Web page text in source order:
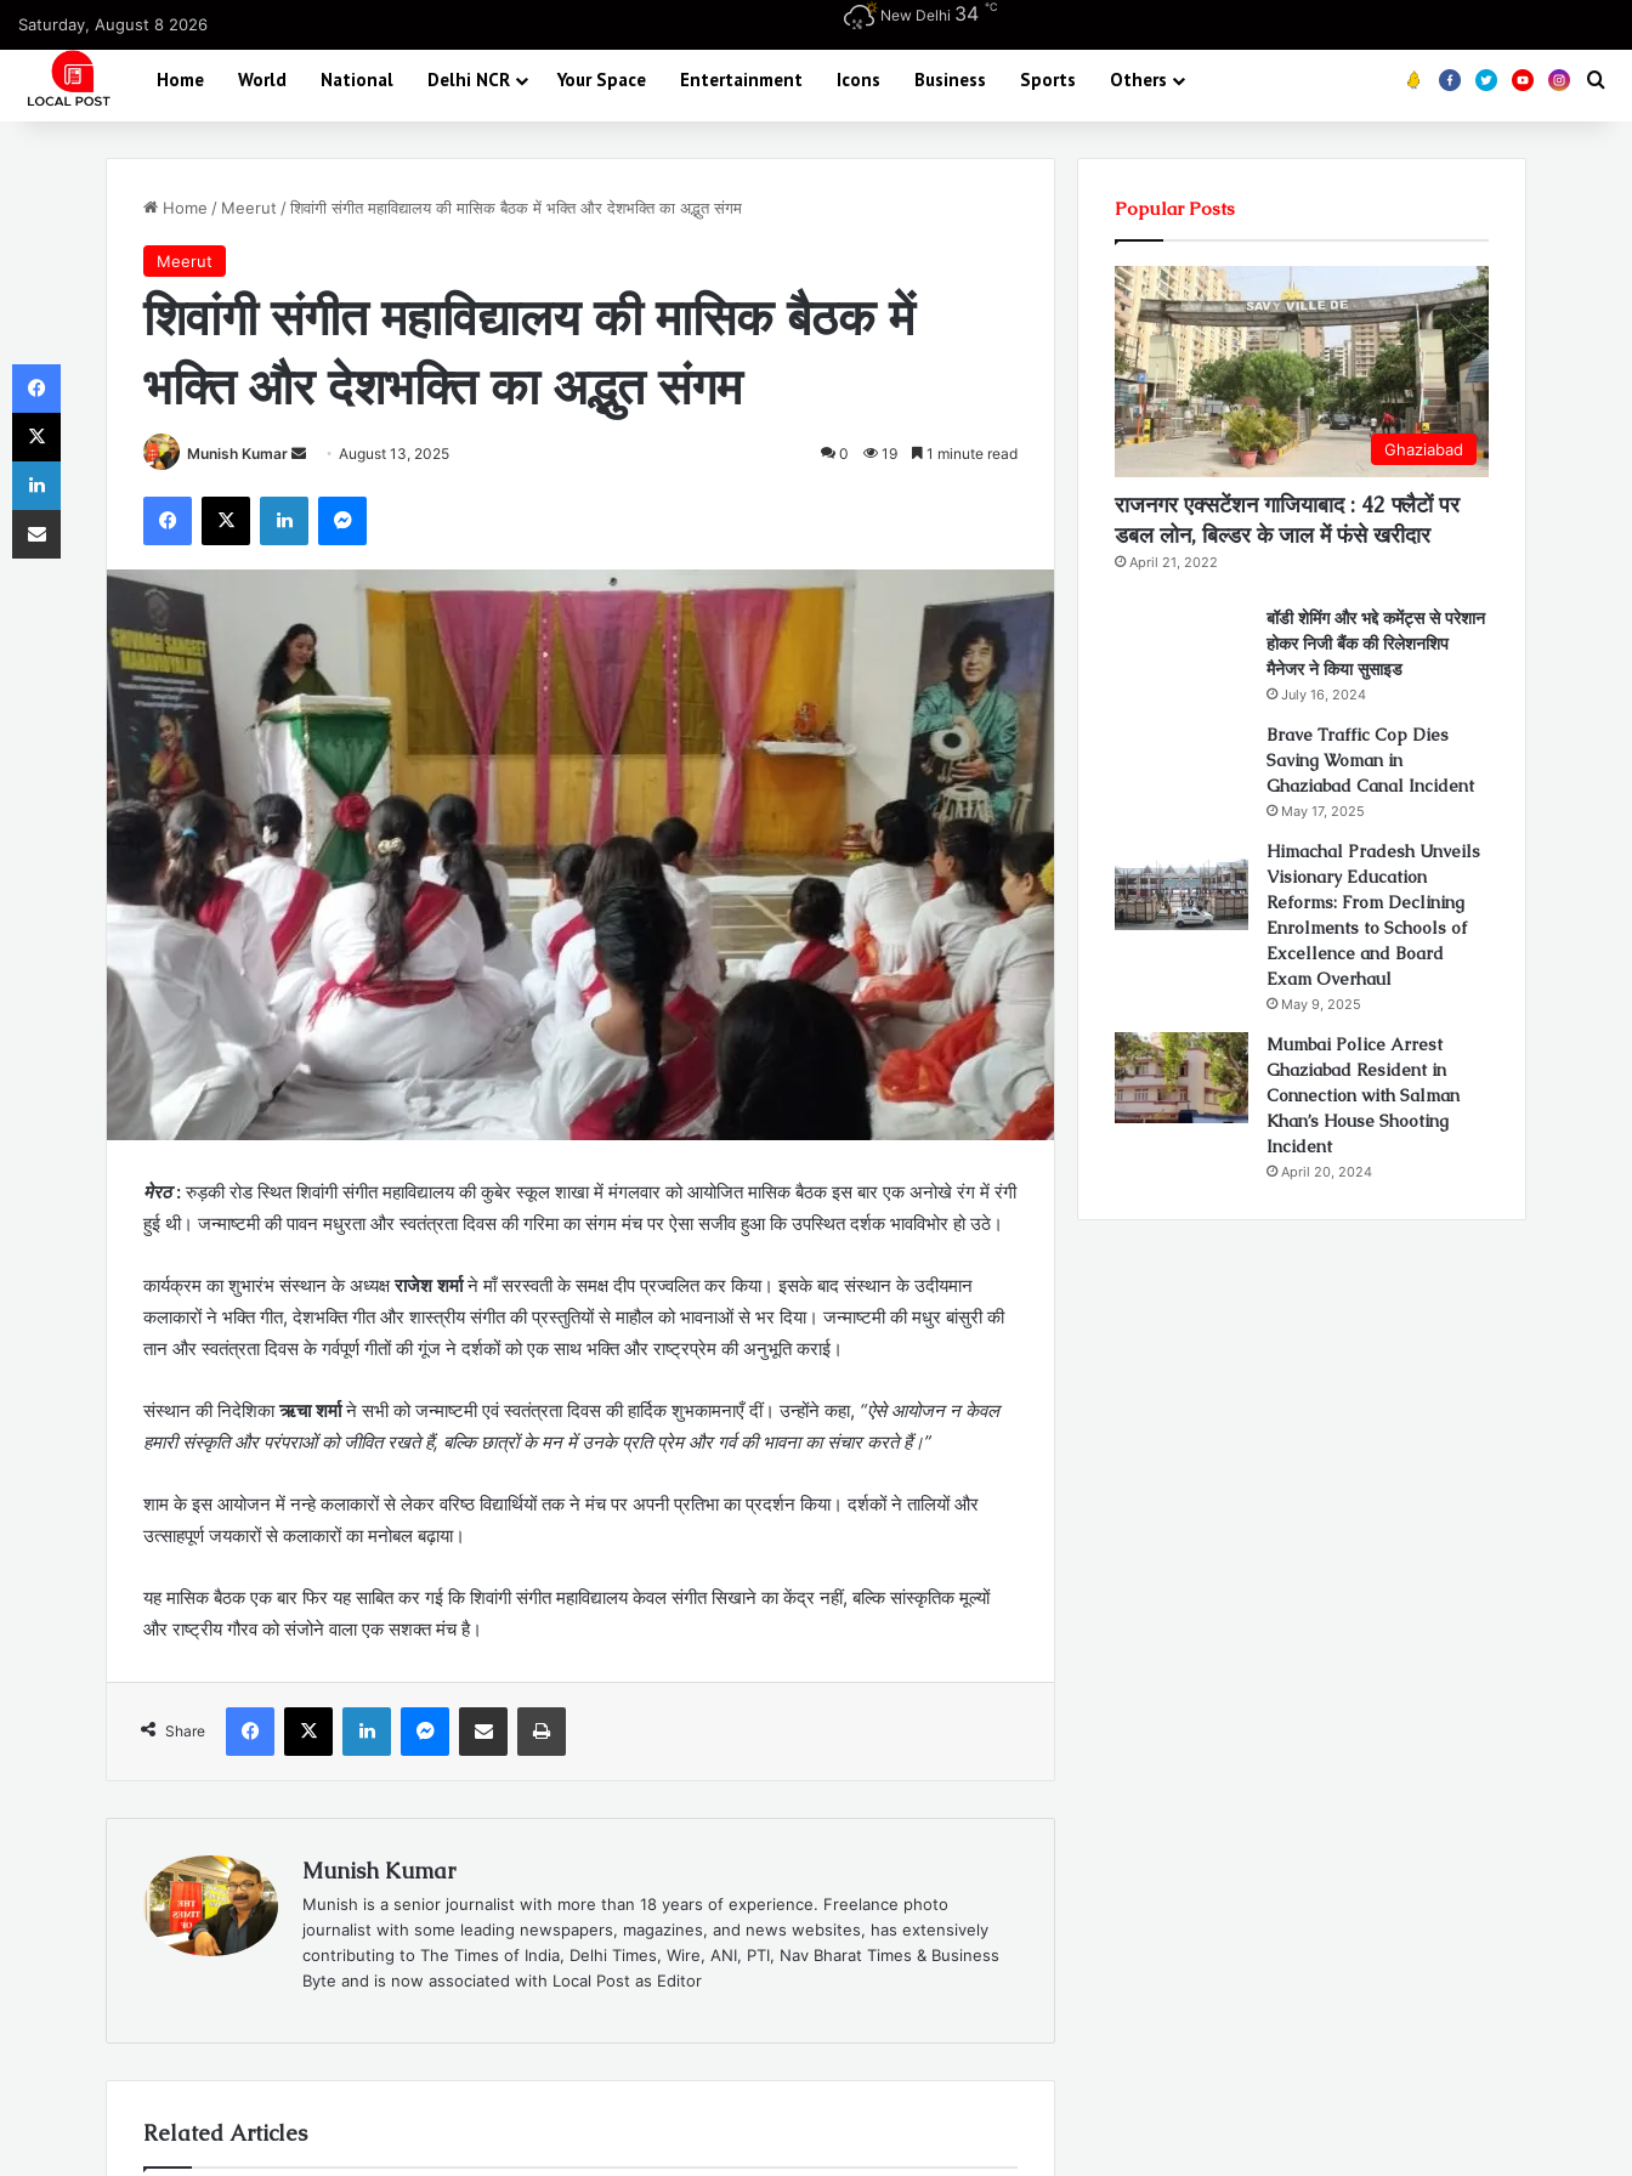
Saturday, August 8 2026 New Delhi 34 ℃
Home World National Delhi NCR Your Space Entertainment Icons Business Sports Others Koo FB TwitterYoutube
Home / Meerut /शिवांगी संगीत महाविद्यालय की मासिक बैठक में भक्ति और देशभक्ति का अद्भुत संगम
Meerut
शिवांगी संगीत महाविद्यालय की मासिक बैठक में
भक्ति और देशभक्ति का अद्भुत संगम
Munish Kumar
Send
email
August 13, 2025 0 19 1 minute read
Facebook
X LinkedInMessenger
मेरठ:रुड़की रोड स्थित शिवांगी संगीत महाविद्यालय की कुबेर स्कूल शाखा में मंगलवार को आयोजित मासिक बैठक इस बार एक अनोखे रंग में रंगी
हुई थी। जन्माष्टमी की पावन मधुरता और स्वतंत्रता दिवस की गरिमा का संगम मंच पर ऐसा सजीव हुआ कि उपस्थित दर्शक भावविभोर हो उठे।
कार्यक्रम का शुभारंभ संस्थान के अध्यक्षराजेश शर्माने माँ सरस्वती के समक्ष दीप प्रज्वलित कर किया। इसके बाद संस्थान के उदीयमान
कलाकारों ने भक्ति गीत, देशभक्ति गीत और शास्त्रीय संगीत की प्रस्तुतियों से माहौल को भावनाओं से भर दिया। जन्माष्टमी की मधुर बांसुरी की
तान और स्वतंत्रता दिवस के गर्वपूर्ण गीतों की गूंज ने दर्शकों को एक साथ भक्ति और राष्ट्रप्रेम की अनुभूति कराई।
संस्थान की निदेशिकाऋचा शर्माने सभी को जन्माष्टमी एवं स्वतंत्रता दिवस की हार्दिक शुभकामनाएँ दीं। उन्होंने कहा, “ऐसे आयोजन न केवल
हमारी संस्कृति और परंपराओं को जीवित रखते हैं, बल्कि छात्रों के मन में उनके प्रति प्रेम और गर्व की भावना का संचार करते हैं।”
शाम के इस आयोजन में नन्हे कलाकारों से लेकर वरिष्ठ विद्यार्थियों तक ने मंच पर अपनी प्रतिभा का प्रदर्शन किया। दर्शकों ने तालियों और
उत्साहपूर्ण जयकारों से कलाकारों का मनोबल बढ़ाया।
यह मासिक बैठक एक बार फिर यह साबित कर गई कि शिवांगी संगीत महाविद्यालय केवल संगीत सिखाने का केंद्र नहीं, बल्कि सांस्कृतिक मूल्यों
और राष्ट्रीय गौरव को संजोने वाला एक सशक्त मंच है।
Share
Facebook
X LinkedInMessenger
Share via Email Print
Munish Kumar
Munish is a senior journalist with more than 18 years of experience. Freelance photo
journalist with some leading newspapers, magazines, and news websites, has extensively
contributing to The Times of India, Delhi Times, Wire, ANI, PTI, Nav Bharat Times & Business
Byte and is now associated with Local Post as Editor
Related Articles
Popular Posts
Ghaziabad
राजनगर एक्सटेंशन गाजियाबाद : 42 फ्लैटों पर
डबल लोन, बिल्डर के जाल में फंसे खरीदार
April 21, 2022
बॉडी शेमिंग और भद्दे कमेंट्स से परेशान
होकर निजी बैंक की रिलेशनशिप
मैनेजर ने किया सुसाइड
July 16, 2024
Brave Traffic Cop Dies
Saving Woman in
Ghaziabad Canal Incident
May 17, 2025
Himachal Pradesh Unveils
Visionary Education
Reforms: From Declining
Enrolments to Schools of
Excellence and Board
Exam Overhaul
May 9, 2025
Mumbai Police Arrest
Ghaziabad Resident in
Connection with Salman
Khan’s House Shooting
Incident
April 20, 2024
Facebook
X
LinkedIn
Share via Email